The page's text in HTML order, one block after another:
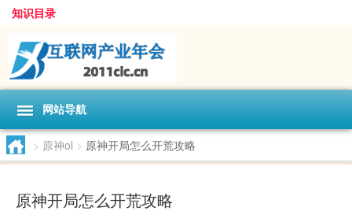
知识目录
网站导航
> 原神ol > 原神开局怎么开荒攻略
原神开局怎么开荒攻略